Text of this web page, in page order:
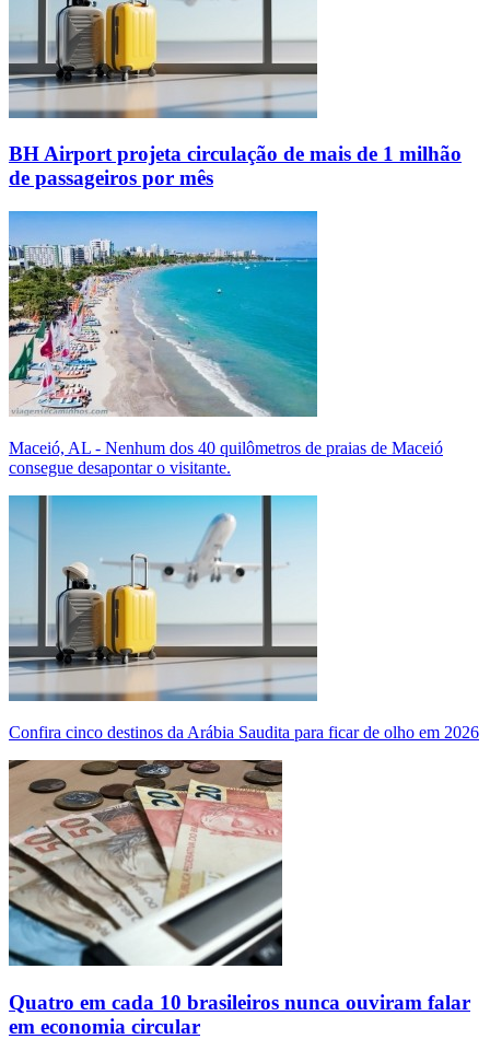
BH Airport projeta circulação de mais de 1 milhão
de passageiros por mês
Maceió, AL - Nenhum dos 40 quilômetros de praias de Maceió
consegue desapontar o visitante.
Confira cinco destinos da Arábia Saudita para ficar de olho em 2026
Quatro em cada 10 brasileiros nunca ouviram falar
em economia circular